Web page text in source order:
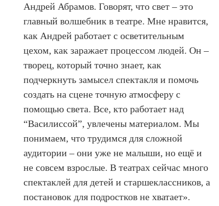
Андрей Абрамов. Говорят, что свет – это
главный волшебник в театре. Мне нравится,
как Андрей работает с осветительным
цехом, как заражает процессом людей. Он –
творец, который точно знает, как
подчеркнуть замысел спектакля и помочь
создать на сцене точную атмосферу с
помощью света. Все, кто работает над
“Василиссой”, увлечены материалом. Мы
понимаем, что трудимся для сложной
аудитории – они уже не малыши, но ещё и
не совсем взрослые. В театрах сейчас много
спектаклей для детей и старшеклассников, а
постановок для подростков не хватает».